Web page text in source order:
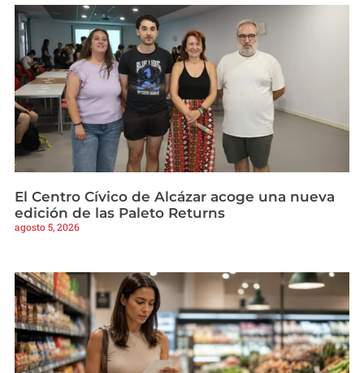
El Centro Cívico de Alcázar acoge una nueva
edición de las Paleto Returns
agosto 5, 2026